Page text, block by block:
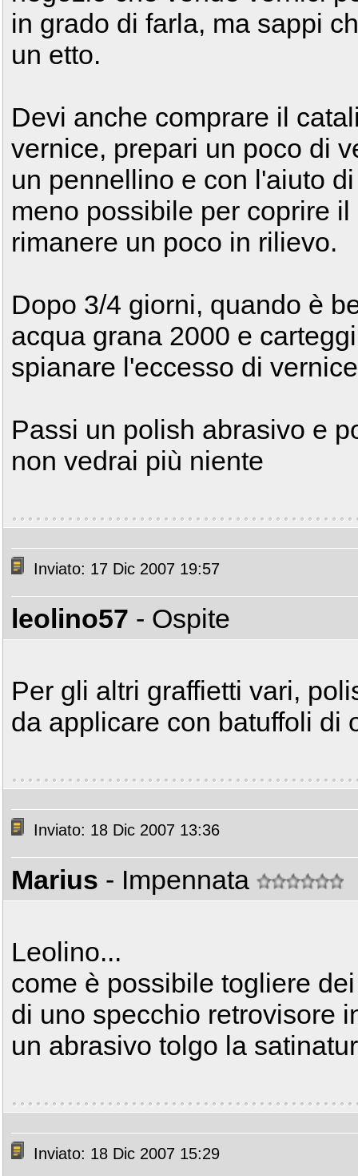
in grado di farla, ma sappi
un etto.
Devi anche comprare il
vernice, prepari un poco di
un pennellino e con l'aiuto
meno possibile per coprire
rimanere un poco in rilievo.
Dopo 3/4 giorni, quando è
acqua grana 2000 e
spianare l'eccesso di
Passi un polish abrasivo e
non vedrai più niente
Inviato: 17 Dic 2007 19:57
leolino57 - Ospite
Per gli altri graffietti vari,
da applicare con batuffoli di
Inviato: 18 Dic 2007 13:36
Marius - Impennata
Leolino...
come è possibile togliere
di uno specchio retrovisore
un abrasivo tolgo la
Inviato: 18 Dic 2007 15:29